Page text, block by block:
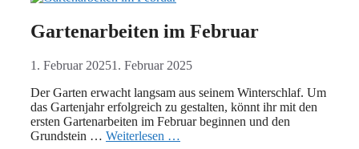
Gartenarbeiten im Februar
1. Februar 20251. Februar 2025
Der Garten erwacht langsam aus seinem Winterschlaf. Um
das Gartenjahr erfolgreich zu gestalten, könnt ihr mit den
ersten Gartenarbeiten im Februar beginnen und den
Grundstein … Weiterlesen …